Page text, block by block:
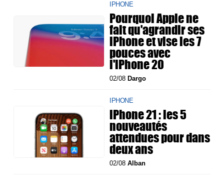
IPHONE
Pourquoi Apple ne
fait qu'agrandir ses
iPhone et vise les 7
pouces avec
l'iPhone 20
02/08 Dargo
IPHONE
iPhone 21 : les 5
nouveautés
attendues pour dans
deux ans
02/08Alban